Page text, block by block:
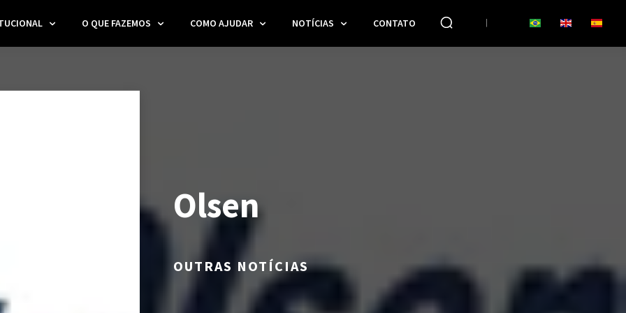
O QUE FAZEMOS COMO AJUDAR NOTÍCIAS CONTATO
Olsen
OUTRAS NOTÍCIAS